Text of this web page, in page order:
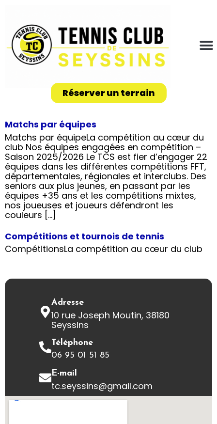
Réserver un terrain
Matchs par équipes
Matchs par équipeLa compétition au cœur du
club Nos équipes engagées en compétition –
Saison 2025/2026 Le TCS est fier d’engager 22
équipes dans les différentes compétitions FFT,
départementales, régionales et interclubs. Des
seniors aux plus jeunes, en passant par les
équipes +35 ans et les compétitions mixtes,
nos joueuses et joueurs défendront les
couleurs […]
Compétitions et tournois de tennis
CompétitionsLa compétition au cœur du club
Adresse
10 rue Joseph Moutin, 38180
Seyssins
Téléphone
06 95 01 51 85
E-mail
tc.seyssins@gmail.com